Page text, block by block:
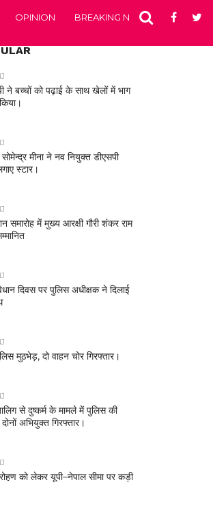
OPINION BREAKING NEWS
ने बच्चों को पढ़ाई के साथ खेलों में भाग
मीना ने नव नियुक्त डीएसपी
स्टार।
समारोह में मुख्य आरक्षी गौरी शंकर राम
दिवस पर पुलिस अधीक्षक ने दिलाई
मुठभेड़, दो वाहन चोर गिरफ्तार।
से दुष्कर्म के मामले में पुलिस की
दोनों अभियुक्त गिरफ्तार।
को लेकर यूपी–नेपाल सीमा पर कड़ी